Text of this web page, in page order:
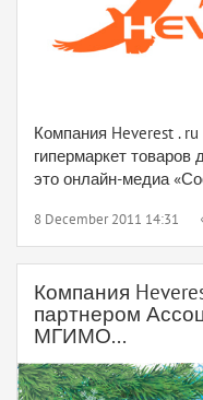
Компания Heverest .
гипермаркет товаров
это онлайн-медиа
8 December 2011 14:31
Компания
партнером
МГИМО...